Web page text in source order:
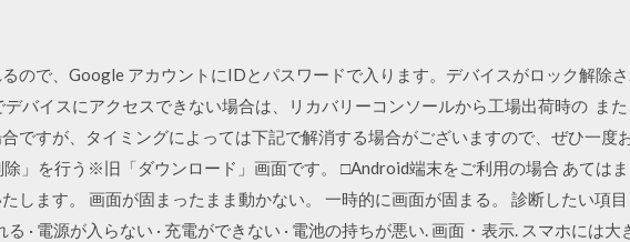
ので、Google アカウントにIDとパスワードで入ります。デバイスがロック解除
デバイスにアクセスできない場合は、リカバリーコンソールから工場出荷時の ま
ですが、タイミングによっては下記で解消する場合がございますので、ぜひ一度
除」を行う※旧「ダウンロード」画面です。 □Android端末をご利用の場合 あては
します。 画面が固まったまま動かない。 一時的に画面が固まる。 診断したい項
る · 電源が入らない · 充電ができない · 電池の持ちが悪い. 画面・表示. スマホには